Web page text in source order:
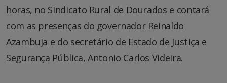
horas, no Sindicato Rural de Dourados e contará
com as presenças do governador Reinaldo
Azambuja e do secretário de Estado de Justiça e
Segurança Pública, Antonio Carlos Videira.